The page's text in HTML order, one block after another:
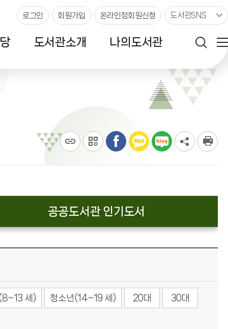
로그인 회원가입 온라인정회원신청 도서관SNS
도서관소개 나의도서관
공공도서관 인기도서
세) 청소년(14~19 세) 20대 30대